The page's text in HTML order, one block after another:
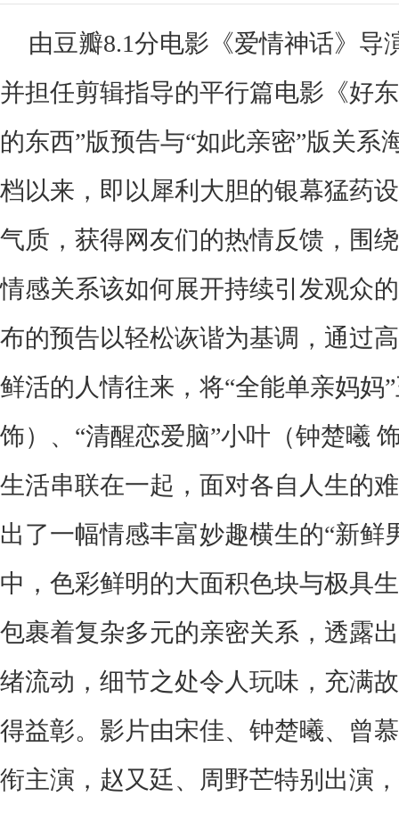
由豆瓣8.1分电影《爱情神话》导
并担任剪辑指导的平行篇电影《好
的东西”版预告与“如此亲密”版关系
档以来，即以犀利大胆的银幕猛药
气质，获得网友们的热情反馈，围
情感关系该如何展开持续引发观众
布的预告以轻松诙谐为基调，通过
鲜活的人情往来，将“全能单亲妈妈
饰）、“清醒恋爱脑”小叶（钟楚曦
生活串联在一起，面对各自人生的
出了一幅情感丰富妙趣横生的“新鲜
中，色彩鲜明的大面积色块与极具
包裹着复杂多元的亲密关系，透露
绪流动，细节之处令人玩味，充满
得益彰。影片由宋佳、钟楚曦、曾
衔主演，赵又廷、周野芒特别出演